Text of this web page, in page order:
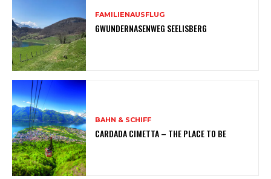
FAMILIENAUSFLUG
GWUNDERNASENWEG SEELISBERG
BAHN & SCHIFF
CARDADA CIMETTA – THE PLACE TO BE